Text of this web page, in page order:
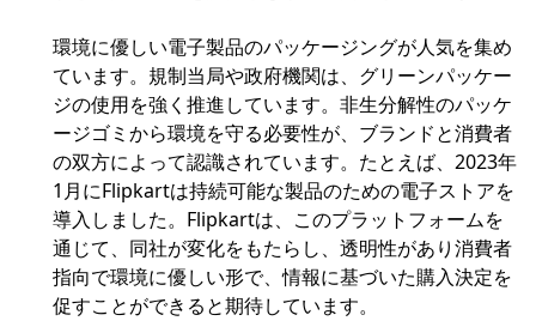
環境に優しい電子製品のパッケージングが人気を集め
ています。規制当局や政府機関は、グリーンパッケー
ジの使用を強く推進しています。非生分解性のパッケ
ージゴミから環境を守る必要性が、ブランドと消費者
の双方によって認識されています。たとえば、2023年
1月にFlipkartは持続可能な製品のための電子ストアを
導入しました。Flipkartは、このプラットフォームを
通じて、同社が変化をもたらし、透明性があり消費者
指向で環境に優しい形で、情報に基づいた購入決定を
促すことができると期待しています。